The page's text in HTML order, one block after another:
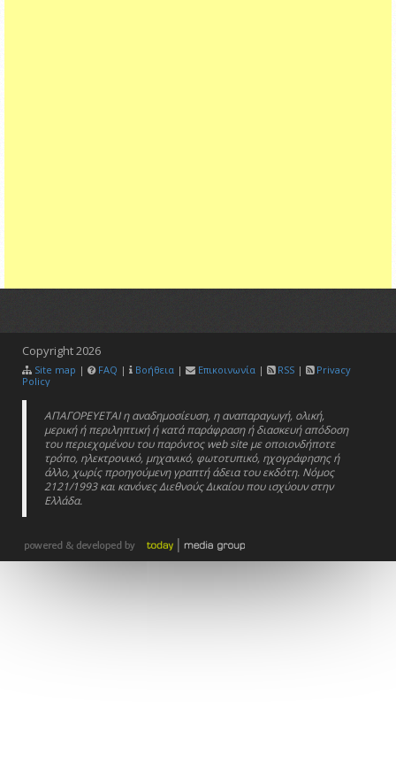
Copyright2026
Site map | FAQ | Βοήθεια | Επικοινωνία | RSS |
Privacy
Policy
ΑΠΑΓΟΡΕΥΕΤΑΙ η αναδημοσίευση, η αναπαραγωγή, ολική,
μερική ή περιληπτική ή κατά παράφραση ή διασκευή απόδοση
του περιεχομένου του παρόντος web site με οποιονδήποτε
τρόπο, ηλεκτρονικό, μηχανικό, φωτοτυπικό, ηχογράφησης ή
άλλο, χωρίς προηγούμενη γραπτή άδεια του εκδότη. Νόμος
2121/1993 και κανόνες Διεθνούς Δικαίου που ισχύουν στην
Ελλάδα.